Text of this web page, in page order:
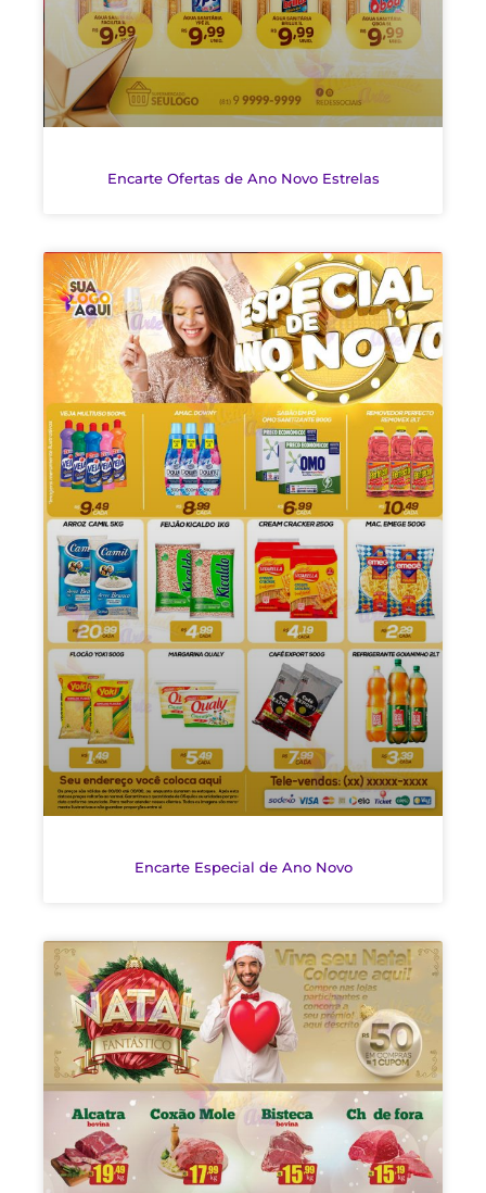
Encarte Ofertas de Ano Novo Estrelas
Encarte Especial de Ano Novo